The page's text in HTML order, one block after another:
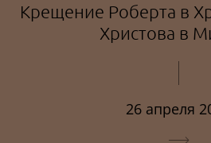
Крещение Роберта в
Христова в
26 апреля